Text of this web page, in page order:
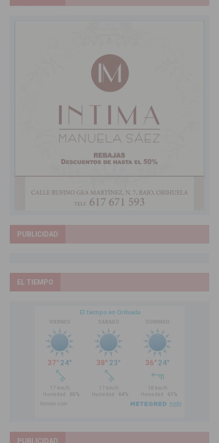
PUBLICIDAD
EL TIEMPO
PUBLICIDAD